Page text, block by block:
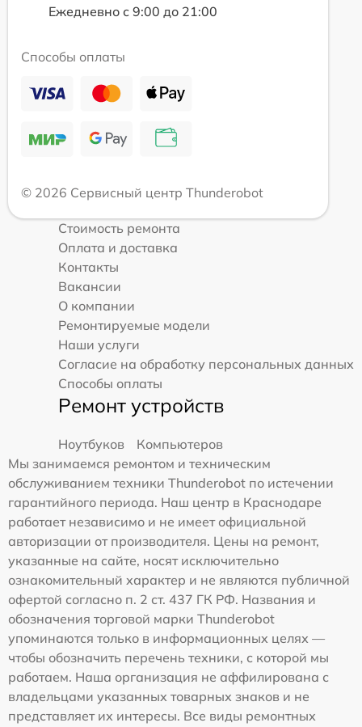
Ежедневно с 9:00 до 21:00
Способы оплаты
© 2026 Сервисный центр Thunderobot
Стоимость ремонта
Оплата и доставка
Контакты
Вакансии
О компании
Ремонтируемые модели
Наши услуги
Согласие на обработку персональных данных
Способы оплаты
Ремонт устройств
Ноутбуков
Компьютеров
Мы занимаемся ремонтом и техническим
обслуживанием техники Thunderobot по истечении
гарантийного периода. Наш центр в Краснодаре
работает независимо и не имеет официальной
авторизации от производителя. Цены на ремонт,
указанные на сайте, носят исключительно
ознакомительный характер и не являются публичной
офертой согласно п. 2 ст. 437 ГК РФ. Названия и
обозначения торговой марки Thunderobot
упоминаются только в информационных целях —
чтобы обозначить перечень техники, с которой мы
работаем. Наша организация не аффилирована с
владельцами указанных товарных знаков и не
представляет их интересы. Все виды ремонтных